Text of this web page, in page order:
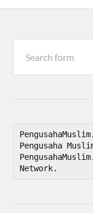
Pengusaha
Network.